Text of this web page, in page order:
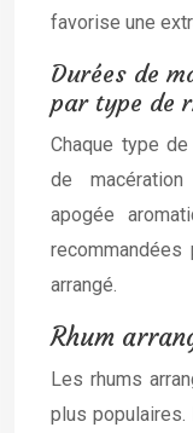
favorise une
Durées de
par type de
Chaque type
de
apogée
arrangé.
Rhum
Les rhums
plus populaires.